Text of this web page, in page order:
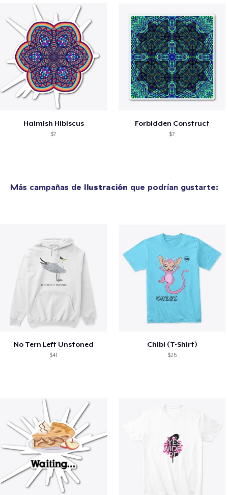
Haimish Hibiscus
$7
Forbidden Construct
$7
Más campañas de Ilustración que podrían gustarte:
No Tern Left Unstoned
$41
Chibi (T-Shirt)
$25